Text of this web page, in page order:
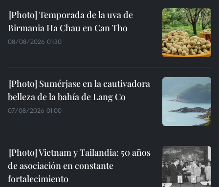
Temporada de la uva de
Birmania Ha Chau en Can Tho
08/08/2026 01:30
Sumérjase en la cautivadora
belleza de la bahía de Lang Co
07/08/2026 01:00
Vietnam y Tailandia: 50 años
de asociación en constante
fortalecimiento